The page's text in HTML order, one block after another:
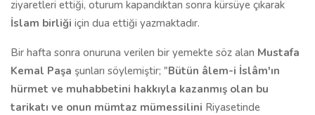
ziyaretleri ettiği, oturum kapandıktan sonra kürsüye çıkarak
İslam birliği için dua ettiği yazmaktadır.
Bir hafta sonra onuruna verilen bir yemekte söz alan Mustafa
Kemal Paşa şunları söylemiştir; "Bütün âlem-i İslâm'ın
hürmet ve muhabbetini hakkıyla kazanmış olan bu
tarikatı ve onun mümtaz mümessilini Riyasetinde